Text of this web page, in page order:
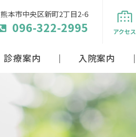
熊本市中央区新町2丁目2-6
096-322-2995 アクセス
診療案内 入院案内